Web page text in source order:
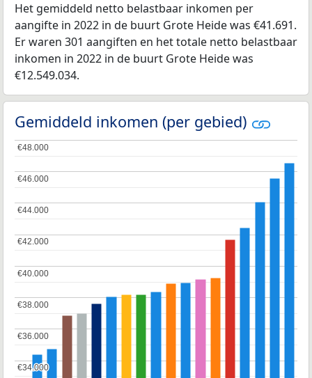
Het gemiddeld netto belastbaar inkomen per
aangifte in 2022 in de buurt Grote Heide was €41.691.
Er waren 301 aangiften en het totale netto belastbaar
inkomen in 2022 in de buurt Grote Heide was
€12.549.034.
Gemiddeld inkomen (per gebied)
€34.000
€34.000
€36.000
€36.000
€38.000
€38.000
€40.000
€40.000
€42.000
€42.000
€44.000
€44.000
€46.000
€46.000
€48.000
€48.000